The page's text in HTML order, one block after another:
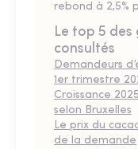
rebond à 2,5%
Le top 5 des
consultés
Demandeurs
1er trimestre
Croissance
selon Bruxelles
Le prix du
de la demande